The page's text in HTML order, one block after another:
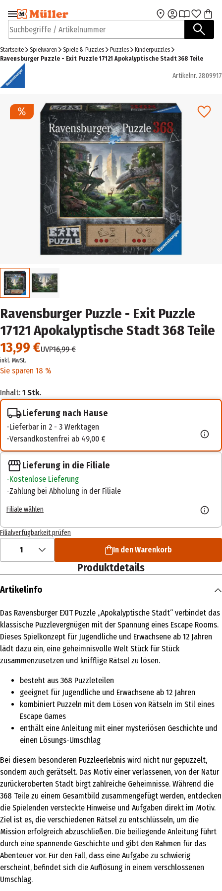
Zur Navigation
springen
Zum Hauptinhalt
Suchbegriffe / Artikelnummer
Startseite Spielwaren Spiele & Puzzles Puzzles
Kinderpuzzles
Ravensburger Puzzle - Exit Puzzle 17121 Apokalyptische Stadt 368 Teile
Artikelnr. 2809917
Ravensburger Puzzle - Exit Puzzle
17121 Apokalyptische Stadt 368 Teile
13,99 €UVP16,99 €
inkl. MwSt.
Sie sparen 18 %
Inhalt: 1 Stk.
Lieferung nach Hause
Lieferbar in 2 - 3 Werktagen
Versandkostenfrei ab 49,00 €
Lieferung in die Filiale
Kostenlose Lieferung
Zahlung bei Abholung in der Filiale
Filiale wählen
Filialverfügbarkeit prüfen
1 In den Warenkorb
Produktdetails
Artikelinfo
Das Ravensburger EXIT Puzzle „Apokalyptische Stadt“ verbindet das
klassische Puzzlevergnügen mit der Spannung eines Escape Rooms.
Dieses Spielkonzept für Jugendliche und Erwachsene ab 12 Jahren
lädt dazu ein, eine geheimnisvolle Welt Stück für Stück
zusammenzusetzen und knifflige Rätsel zu lösen.
besteht aus 368 Puzzleteilen
geeignet für Jugendliche und Erwachsene ab 12 Jahren
kombiniert Puzzeln mit dem Lösen von Rätseln im Stil eines
Escape Games
enthält eine Anleitung mit einer mysteriösen Geschichte und
einen Lösungs-Umschlag
Bei diesem besonderen Puzzleerlebnis wird nicht nur gepuzzelt,
sondern auch gerätselt. Das Motiv einer verlassenen, von der Natur
zurückeroberten Stadt birgt zahlreiche Geheimnisse. Während die
368 Teile zu einem Gesamtbild zusammengefügt werden, entdecken
die Spielenden versteckte Hinweise und Aufgaben direkt im Motiv.
Ziel ist es, die verschiedenen Rätsel zu entschlüsseln, um die
Mission erfolgreich abzuschließen. Die beiliegende Anleitung führt
durch eine spannende Geschichte und gibt den Rahmen für das
Abenteuer vor. Für den Fall, dass eine Aufgabe zu schwierig
erscheint, befindet sich die Auflösung in einem verschlossenen
Umschlag.